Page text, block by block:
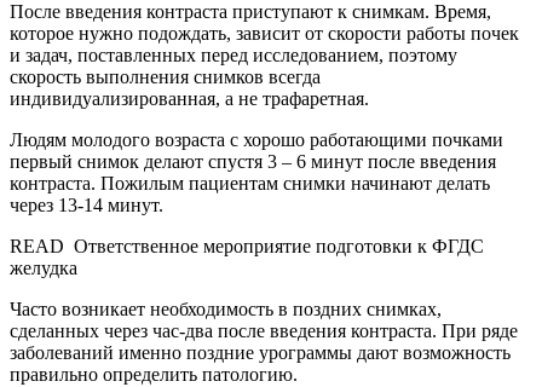
После введения контраста приступают к снимкам. Время,
которое нужно подождать, зависит от скорости работы почек
и задач, поставленных перед исследованием, поэтому
скорость выполнения снимков всегда
индивидуализированная, а не трафаретная.
Людям молодого возраста с хорошо работающими почками
первый снимок делают спустя 3 – 6 минут после введения
контраста. Пожилым пациентам снимки начинают делать
через 13-14 минут.
READ Ответственное мероприятие подготовки к ФГДС
желудка
Часто возникает необходимость в поздних снимках,
сделанных через час-два после введения контраста. При ряде
заболеваний именно поздние урограммы дают возможность
правильно определить патологию.